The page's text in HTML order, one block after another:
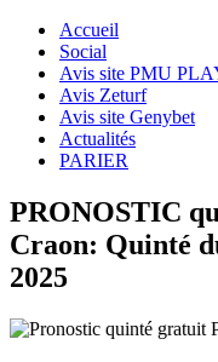
Accueil
Social
Avis site PMU
Avis Zeturf
Avis site Genybet
Actualités
PARIER
PRONOSTIC
Craon: Quinté
2025